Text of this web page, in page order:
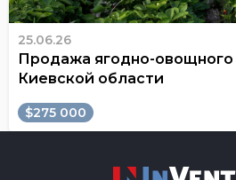
25.06.26
Продажа ягодно-овощного
Киевской области
$275 000